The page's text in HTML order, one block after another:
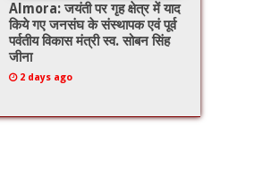
Almora: जयंती पर गृह क्षेत्र में याद
किये गए जनसंघ के संस्थापक एवं पूर्व
पर्वतीय विकास मंत्री स्व. सोबन सिंह
जीना
2 days ago